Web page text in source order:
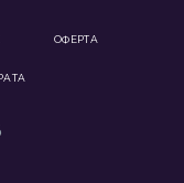
ОФЕРТА